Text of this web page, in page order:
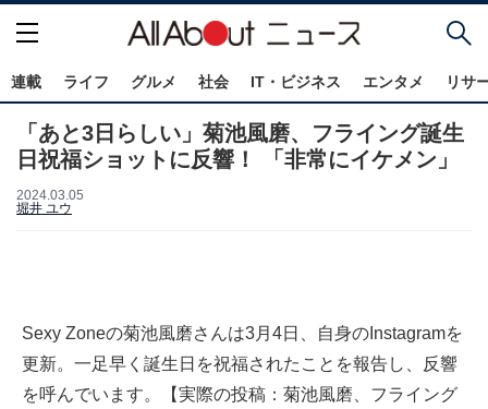
連載 ライフ グルメ 社会 IT・ビジネス エンタメ リサ
「あと3日らしい」菊池風磨、フライング誕生
日祝福ショットに反響！ 「非常にイケメン」
2024.03.05
堀井 ユウ
Sexy Zoneの菊池風磨さんは3月4日、自身のInstagramを
更新。一足早く誕生日を祝福されたことを報告し、反響
を呼んでいます。【実際の投稿：菊池風磨、フライング